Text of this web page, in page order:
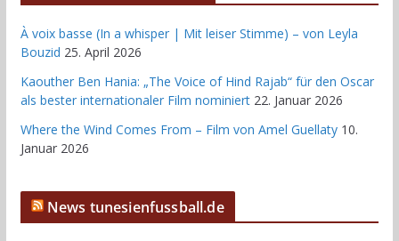
À voix basse (In a whisper | Mit leiser Stimme) – von Leyla
Bouzid 25. April 2026
Kaouther Ben Hania: „The Voice of Hind Rajab“ für den Oscar
als bester internationaler Film nominiert 22. Januar 2026
Where the Wind Comes From – Film von Amel Guellaty 10.
Januar 2026
News tunesienfussball.de